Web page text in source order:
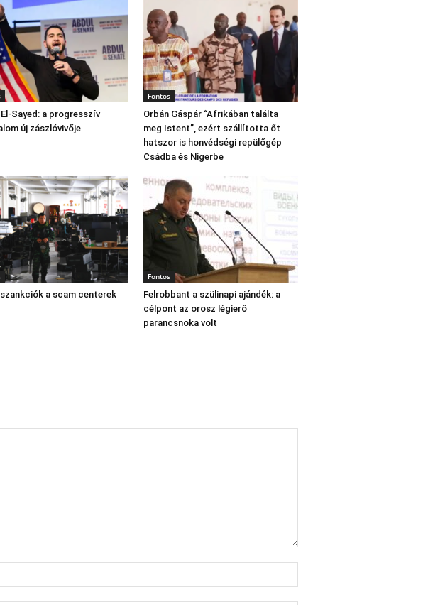
a progresszív
új zászlóvivője
Fontos
Orbán Gáspár “Afrikában találta
meg Istent”, ezért szállította őt
hatszor is honvédségi repülőgép
Csádba és Nigerbe
a scam centerek
Fontos
Felrobbant a szülinapi ajándék: a
célpont az orosz légierő
parancsnoka volt